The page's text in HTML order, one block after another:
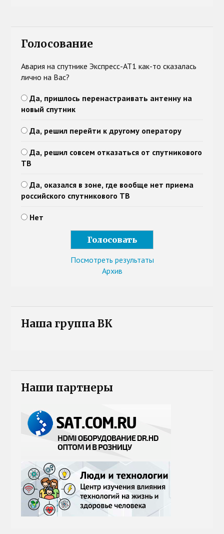
Голосование
Авария на спутнике Экспресс-АТ1 как-то сказалась
лично на Вас?
Да, пришлось перенастраивать антенну на
новый спутник
Да, решил перейти к другому оператору
Да, решил совсем отказаться от спутникового
ТВ
Да, оказался в зоне, где вообще нет приема
российского спутникового ТВ
Нет
Посмотреть результаты
Архив
Наша группа ВК
Наши партнеры